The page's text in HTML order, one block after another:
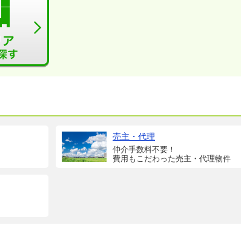
売主・代理
仲介手数料不要！
費用もこだわった売主・代理物件